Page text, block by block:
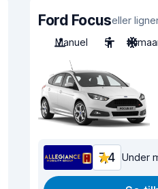
Ford Focuseller
Manuel
5
7,4 Under